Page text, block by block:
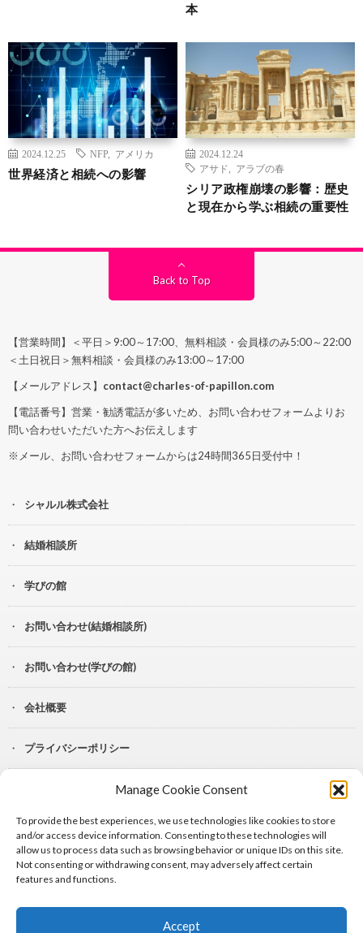
Manage Cookie Consent
To provide the best experiences, we use technologies like cookies to store
and/or access device information. Consenting to these technologies will
allow us to process data such as browsing behavior or unique IDs on this site.
Not consenting or withdrawing consent, may adversely affect certain
features and functions.
Accept
本
2024.12.25 NFP アメリカ
世界経済と相続への影響
2024.12.24
アサド
アラブの春
シリア政権崩壊の影響：歴史
と現在から学ぶ相続の重要性
Back to Top
【営業時間】＜平日＞9:00～17:00、無料相談・会員様のみ5:00～22:00
＜土日祝日＞無料相談・会員様のみ13:00～17:00
【メールアドレス】 contact@charles-of-papillon.com
【電話番号】営業・勧誘電話が多いため、お問い合わせフォームよりお
問い合わせいただいた方へお伝えします
※メール、お問い合わせフォームからは24時間365日受付中！
シャルル株式会社
結婚相談所
学びの館
お問い合わせ(結婚相談所)
お問い合わせ(学びの館)
会社概要
プライバシーポリシー
Lit.Link